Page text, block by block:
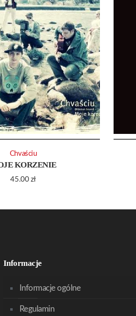
KORZENIE
45.00 zł
Chvaściu
Informacje
Informacje ogólne
Regulamin